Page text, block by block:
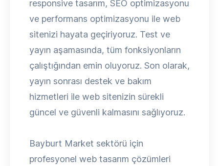
responsive tasarım, SEO optimizasyonu
ve performans optimizasyonu ile web
sitenizi hayata geçiriyoruz. Test ve
yayın aşamasında, tüm fonksiyonların
çalıştığından emin oluyoruz. Son olarak,
yayın sonrası destek ve bakım
hizmetleri ile web sitenizin sürekli
güncel ve güvenli kalmasını sağlıyoruz.
Bayburt Market sektörü için
profesyonel web tasarım çözümleri